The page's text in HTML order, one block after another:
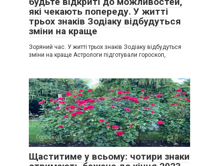
які чекають попереду. У житті
трьох знаків Зодіаку відбудуться
зміни на краще
Зоряний час. У житті трьох знаків Зодіаку відбудуться
зміни на краще Астрологи підготували гороскоп,
Гороскоп 0
Щаститиме у всьому: чотири знаки